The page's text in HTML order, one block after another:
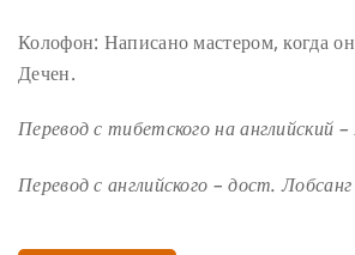
Колофон: Написано мастером, когда
Дечен.
Перевод с тибетского на английский
Перевод с английского – дост.